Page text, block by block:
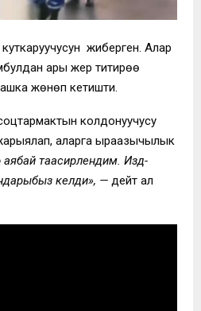
жиберген. Алар
ары жер титирөө
жөнөп кетишти.
колдонуучусу
аларга ыраазычылык
таасирлендим. Издөө-
келди», — дейт ал